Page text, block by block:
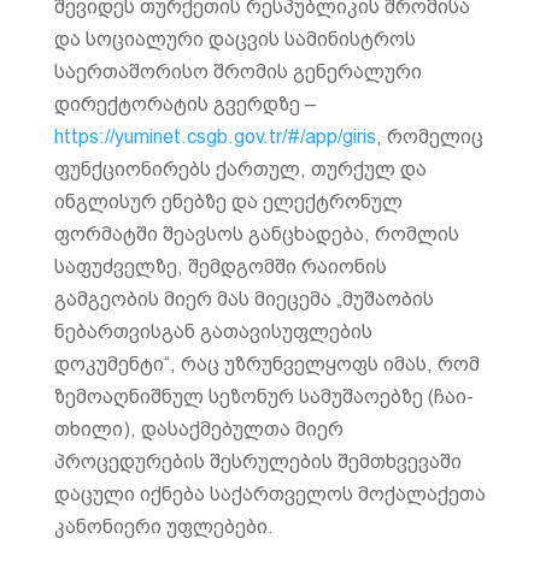
შევიდეს თურქეთის რესპუბლიკის შრომისა
და სოციალური დაცვის სამინისტროს
საერთაშორისო შრომის გენერალური
დირექტორატის გვერდზე –
https://yuminet.csgb.gov.tr/#/app/giris, რომელიც
ფუნქციონირებს ქართულ, თურქულ და
ინგლისურ ენებზე და ელექტრონულ
ფორმატში შეავსოს განცხადება, რომლის
საფუძველზე, შემდგომში რაიონის
გამგეობის მიერ მას მიეცემა „მუშაობის
ნებართვისგან გათავისუფლების
დოკუმენტი“, რაც უზრუნველყოფს იმას, რომ
ზემოაღნიშნულ სეზონურ სამუშაოებზე (ჩაი-
თხილი), დასაქმებულთა მიერ
პროცედურების შესრულების შემთხვევაში
დაცული იქნება საქართველოს მოქალაქეთა
კანონიერი უფლებები.